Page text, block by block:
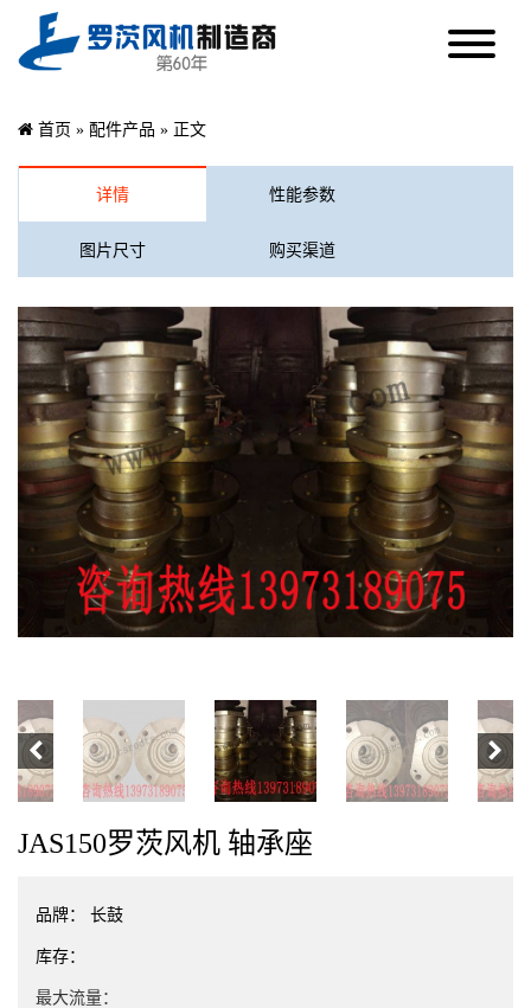
首页 » 配件产品 » 正文
详情 性能参数
图片尺寸 购买渠道
JAS150罗茨风机 轴承座
品牌： 长鼓
库存：
最大流量：